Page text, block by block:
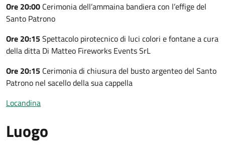
Ore 20:00 Cerimonia dell’ammaina bandiera con l’effige del
Santo Patrono
Ore 20:15Spettacolo pirotecnico di luci colori e fontane a cura
della ditta Di Matteo Fireworks Events SrL
Ore 20:15 Cerimonia di chiusura del busto argenteo del Santo
Patrono nel sacello della sua cappella
Locandina
Luogo